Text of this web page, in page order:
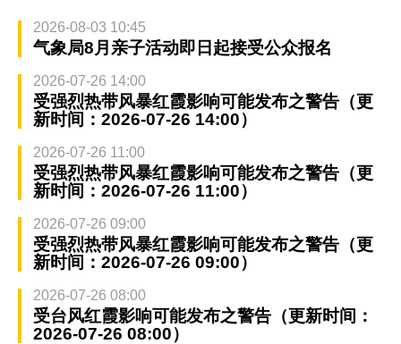
2026-08-03 10:45
气象局8月亲子活动即日起接受公众报名
2026-07-26 14:00
受强烈热带风暴红霞影响可能发布之警告（更
新时间：2026-07-26 14:00）
2026-07-26 11:00
受强烈热带风暴红霞影响可能发布之警告（更
新时间：2026-07-26 11:00）
2026-07-26 09:00
受强烈热带风暴红霞影响可能发布之警告（更
新时间：2026-07-26 09:00）
2026-07-26 08:00
受台风红霞影响可能发布之警告（更新时间：
2026-07-26 08:00）